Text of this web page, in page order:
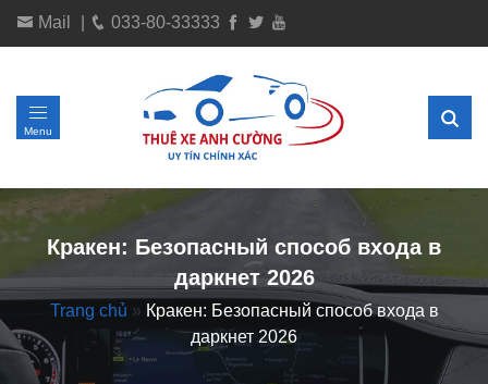
Mail 033-80-33333
Menu
Кракен: Безопасный способ входа в
даркнет 2026
Trang chủ » Кракен: Безопасный способ входа в
даркнет 2026